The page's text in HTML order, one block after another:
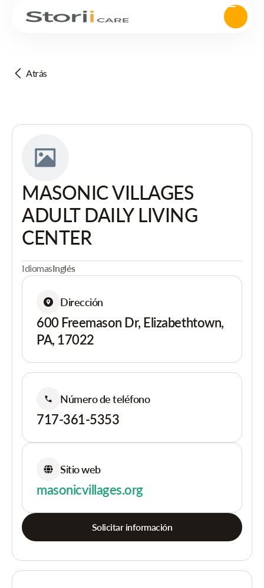
Atrás
MASONIC VILLAGES
ADULT DAILY LIVING
CENTER
IdiomasInglés
Dirección
600 Freemason Dr, Elizabethtown,
PA, 17022
Número de teléfono
717-361-5353
Sitio web
masonicvillages.org
Solicitar información